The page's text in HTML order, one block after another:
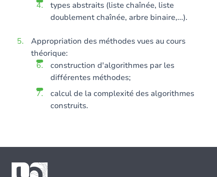
types abstraits (liste chaînée, liste
doublement chaînée, arbre binaire,...).
Appropriation des méthodes vues au cours
théorique:
construction d'algorithmes par les
différentes méthodes;
calcul de la complexité des algorithmes
construits.